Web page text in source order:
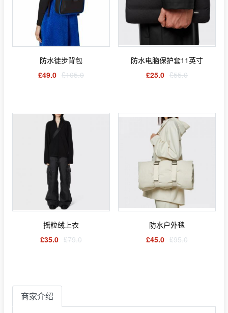
防水徒步背包
£49.0 £105.0
防水电脑保护套11英寸
£25.0 £55.0
摇粒绒上衣
£35.0 £79.0
防水户外毯
£45.0 £95.0
商家介绍